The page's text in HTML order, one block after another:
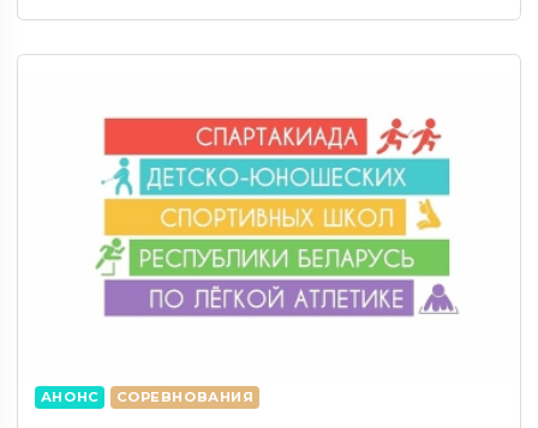
АНОНС СОРЕВНОВАНИЯ